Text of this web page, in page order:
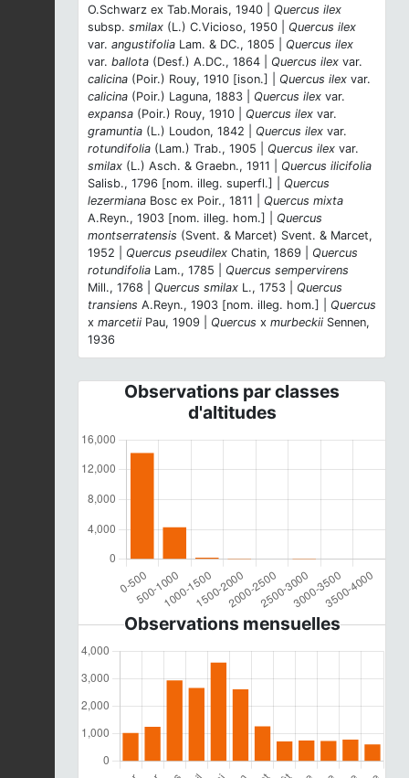
O.Schwarz ex Tab.Morais, 1940 | Quercus ilex
subsp. smilax (L.) C.Vicioso, 1950 | Quercus ilex
var. angustifolia Lam. & DC., 1805 | Quercus ilex
var. ballota (Desf.) A.DC., 1864 | Quercus ilex var.
calicina (Poir.) Rouy, 1910 [ison.] | Quercus ilex var.
calicina (Poir.) Laguna, 1883 | Quercus ilex var.
expansa (Poir.) Rouy, 1910 | Quercus ilex var.
gramuntia (L.) Loudon, 1842 | Quercus ilex var.
rotundifolia (Lam.) Trab., 1905 | Quercus ilex var.
smilax (L.) Asch. & Graebn., 1911 | Quercus ilicifolia
Salisb., 1796 [nom. illeg. superfl.] | Quercus
lezermiana Bosc ex Poir., 1811 | Quercus mixta
A.Reyn., 1903 [nom. illeg. hom.] | Quercus
montserratensis (Svent. & Marcet) Svent. & Marcet,
1952 | Quercus pseudilex Chatin, 1869 | Quercus
rotundifolia Lam., 1785 | Quercus sempervirens
Mill., 1768 | Quercus smilax L., 1753 | Quercus
transiens A.Reyn., 1903 [nom. illeg. hom.] | Quercus
x marcetii Pau, 1909 | Quercus x murbeckii Sennen,
1936
Observations par classes
d'altitudes
Observations mensuelles